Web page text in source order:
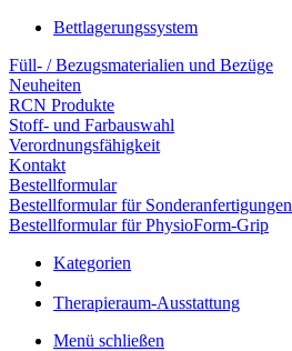
Bettlagerungssystem
Füll- / Bezugsmaterialien und Bezüge
Neuheiten
RCN Produkte
Stoff- und Farbauswahl
Verordnungsfähigkeit
Kontakt
Bestellformular
Bestellformular für Sonderanfertigungen
Bestellformular für PhysioForm-Grip
Kategorien
Therapieraum-Ausstattung
Menü schließen